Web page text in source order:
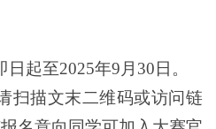
日起至2025年9月30日。
扫描文末二维码或访问链